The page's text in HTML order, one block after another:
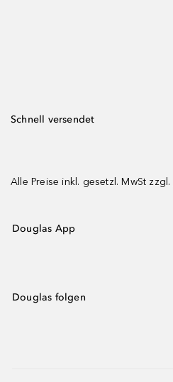
Schnell versendet
Alle Preise inkl. gesetzl. MwSt zzgl.
Douglas App
Douglas folgen